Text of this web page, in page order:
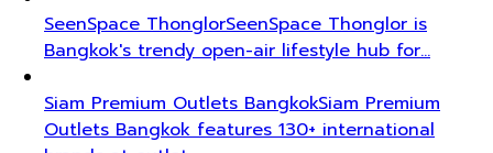
SeenSpace ThonglorSeenSpace Thonglor is
Bangkok's trendy open-air lifestyle hub for…
Siam Premium Outlets BangkokSiam Premium
Outlets Bangkok features 130+ international